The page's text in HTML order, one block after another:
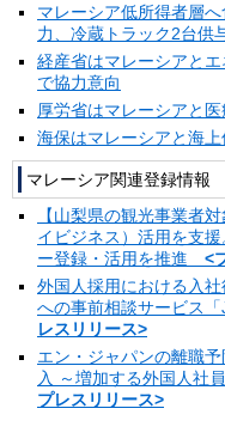
マレーシア低所得者層
力、冷蔵トラック2台供
経産省はマレーシアと
で協力意向
厚労省はマレーシアと
海保はマレーシアと海
マレーシア関連登録情報
【山梨県の観光事業者
イビジネス）活用を支
ー登録・活用を推進 <
外国人採用における入
への事前相談サービス
レスリリース>
エン・ジャパンの離職
入 ～増加する外国人社
プレスリリース>